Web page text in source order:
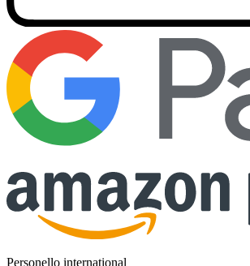
Personello international